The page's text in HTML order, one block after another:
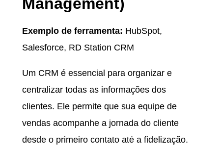
Exemplo de ferramenta: HubSpot,
Salesforce, RD Station CRM
Um CRM é essencial para organizar e
centralizar todas as informações dos
clientes. Ele permite que sua equipe de
vendas acompanhe a jornada do cliente
desde o primeiro contato até a fidelização.